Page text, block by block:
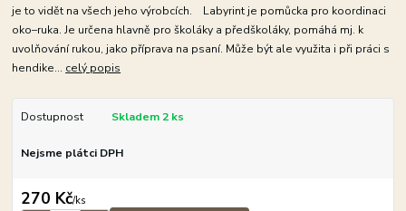
je to vidět na všech jeho výrobcích. Labyrint je pomůcka pro koordinaci
oko–ruka. Je určena hlavně pro školáky a předškoláky, pomáhá mj. k
uvolňování rukou, jako příprava na psaní. Může být ale využita i při práci s
hendike... celý popis
Dostupnost Skladem 2 ks
Nejsme plátci DPH
270 Kč/ks